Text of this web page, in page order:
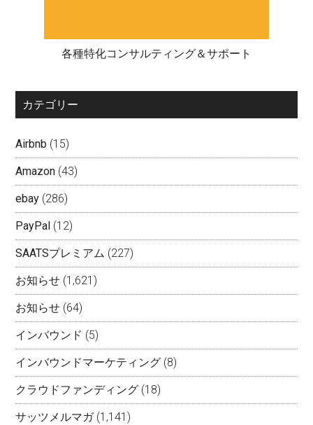
各種特化コンサルティング＆サポート
カテゴリー
Airbnb (15)
Amazon (43)
ebay (286)
PayPal (12)
SAATSプレミアム (227)
お知らせ (1,621)
お知らせ (64)
インバウンド (5)
インバウンドマーケティング (8)
クラウドファンディング (18)
サッツメルマガ(1,141)